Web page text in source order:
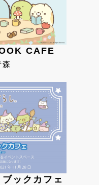
CAFE
ックカフェ